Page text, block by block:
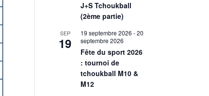
J+S Tchoukball
(2ème partie)
SEP
19
19 septembre 2026 -20
septembre 2026
Fête du sport 2026
: tournoi de
tchoukball M10 &
M12